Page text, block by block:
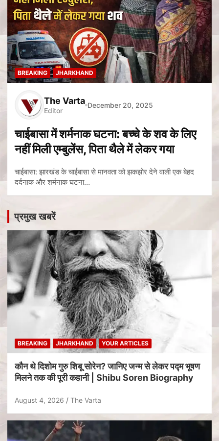
BREAKING JHARKHAND
The Varta
Editor
December 20, 2025
चाईबासा में शर्मनाक घटना: बच्चे के शव के लिए
नहीं मिली एम्बुलेंस, पिता थैले में लेकर गया
चाईबासा: झारखंड के चाईबासा से मानवता को झकझोर देने वाली एक बेहद
दर्दनाक और शर्मनाक घटना…
प्रमुख खबरें
BREAKING JHARKHAND YOUR ARTICLES
कौन थे दिशोम गुरु शिबू सोरेन? जानिए जन्म से लेकर पद्म भूषण
मिलने तक की पूरी कहानी | Shibu Soren Biography
August 4, 2026 The Varta